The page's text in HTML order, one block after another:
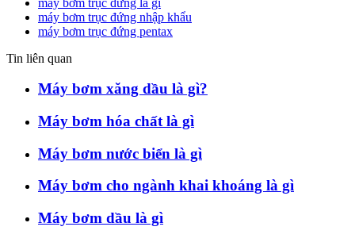
máy bơm trục đứng nhập khẩu
máy bơm trục đứng pentax
Tin liên quan
Máy bơm xăng dầu là gì?
Máy bơm hóa chất là gì
Máy bơm nước biển là gì
Máy bơm cho ngành khai khoáng là gì
Máy bơm dầu là gì